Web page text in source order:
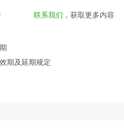
联系我们 ，获取更多内容
期及延期规定